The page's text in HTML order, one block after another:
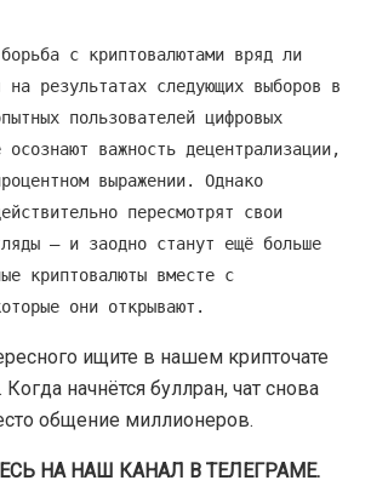
с криптовалютами вряд ли
на результатах следующих выборов в
пользователей цифровых
важность децентрализации,
выражении. Однако
пересмотрят свои
— и заодно станут ещё больше
криптовалюты вместе с
они открывают.
ищите в нашем крипточате
начнётся буллран, чат снова
общение миллионеров.
НА НАШ КАНАЛ В ТЕЛЕГРАМЕ.